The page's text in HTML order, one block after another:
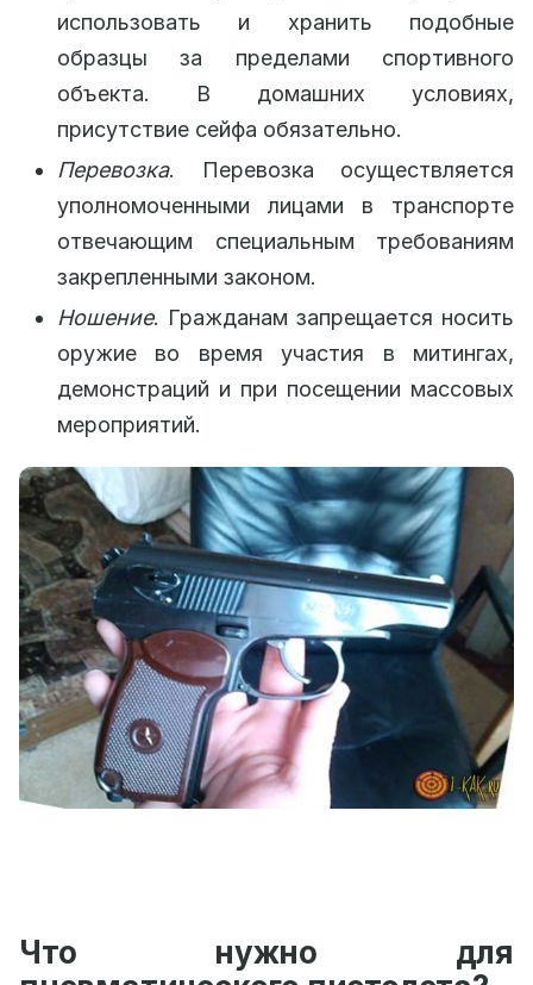
использовать и хранить подобные
образцы за пределами спортивного
объекта. В домашних условиях,
присутствие сейфа обязательно.
Перевозка. Перевозка осуществляется
уполномоченными лицами в транспорте
отвечающим специальным требованиям
закрепленными законом.
Ношение. Гражданам запрещается носить
оружие во время участия в митингах,
демонстраций и при посещении массовых
мероприятий.
Что нужно для